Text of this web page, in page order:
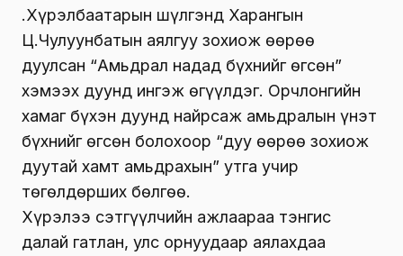
Ү.Хүрэлбаатарын шүлгэнд Харангын
Ц.Чулуунбатын аялгуу зохиож өөрөө
дуулсан “Амьдрал надад бүхнийг өгсөн”
хэмээх дуунд ингэж өгүүлдэг. Орчлонгийн
хамаг бүхэн дуунд найрсаж амьдралын үнэт
бүхнийг өгсөн болохоор “дуу өөрөө зохиож
дуутай хамт амьдрахын” утга учир
төгөлдөрших бөлгөө.
Хүрэлээ сэтгүүлчийн ажлаараа тэнгис
далай гатлан, улс орнуудаар аялахдаа